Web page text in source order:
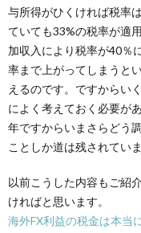
与所得がひくければ税率
ていても33%の税率が適
加収入により税率が40％
率まで上がってしまうと
えるのです。ですからい
によく考えておく必要が
年ですからいまさらどう
ことしか道は残されていま
以前こうした内容もご紹
ければと思います。
海外FX利益の税金は本当